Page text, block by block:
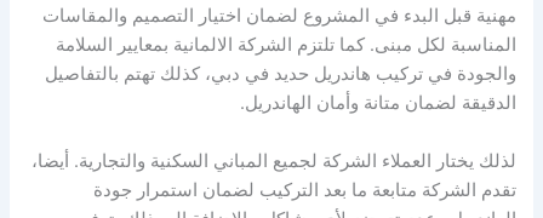
مهنية قبل البدء في المشروع لضمان اختيار التصميم والمقاسات
المناسبة لكل مبنى. كما تلتزم الشركة الالمانية بمعايير السلامة
والجودة في تركيب هاندريل حديد في دبي، كذلك تهتم بالتفاصيل
الدقيقة لضمان متانة وأمان الهاندريل.
لذلك يختار العملاء الشركة لجميع المباني السكنية والتجارية. أيضا،
تقدم الشركة متابعة ما بعد التركيب لضمان استمرار جودة